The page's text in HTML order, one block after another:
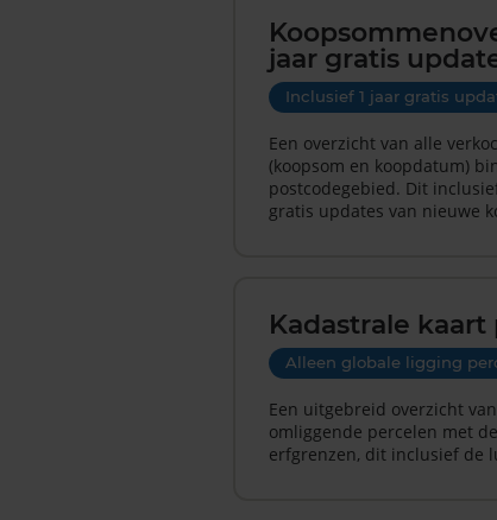
jaar gratis
Inclusief 1 jaar gratis
Een overzicht van alle
(koopsom en koopdatum)
postcodegebied. Dit
gratis updates van nieuwe
Kadastrale
Alleen globale ligging
Een uitgebreid overzicht
omliggende percelen met
erfgrenzen, dit inclusief de